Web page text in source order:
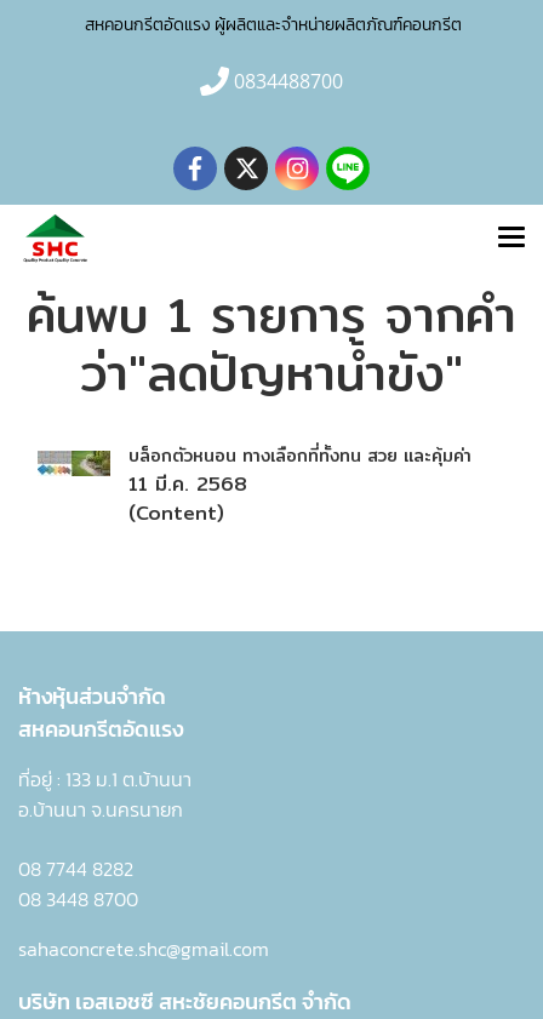
สหคอนกรีตอัดแรง ผู้ผลิตและจำหน่ายผลิตภัณฑ์คอนกรีต
0834488700
ค้นพบ 1 รายการ จากคำ
ว่า"ลดปัญหาน้ำขัง"
บล็อกตัวหนอน ทางเลือกที่ทั้งทน สวย และคุ้มค่า
11 มี.ค. 2568
(Content)
ห้างหุ้นส่วนจำกัด
สหคอนกรีตอัดแรง
ที่อยู่ : 133 ม.1 ต.บ้านนา
อ.บ้านนา จ.นครนายก
08 7744 8282
08 3448 8700
sahaconcrete.shc@gmail.com
บริษัท เอสเอชซี สหะชัยคอนกรีต จำกัด